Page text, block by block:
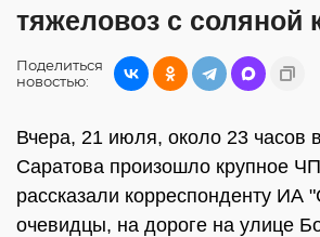
тяжеловоз с соляной
Поделиться
новостью:
Вчера, 21 июля, около 23 часов
Саратова произошло крупное
рассказали корреспонденту ИА
очевидцы, на дороге на улице